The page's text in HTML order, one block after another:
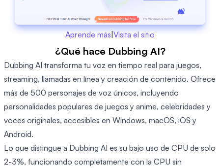
Aprende más|Visita el sitio
¿Qué hace Dubbing AI?
Dubbing AI transforma tu voz en tiempo real para juegos,
streaming, llamadas en línea y creación de contenido. Ofrece
más de 500 personajes de voz únicos, incluyendo
personalidades populares de juegos y anime, celebridades y
voces originales, accesibles en Windows, macOS, iOS y
Android.
Lo que distingue a Dubbing AI es su bajo uso de CPU de solo
2-3%, funcionando completamente con la CPU sin